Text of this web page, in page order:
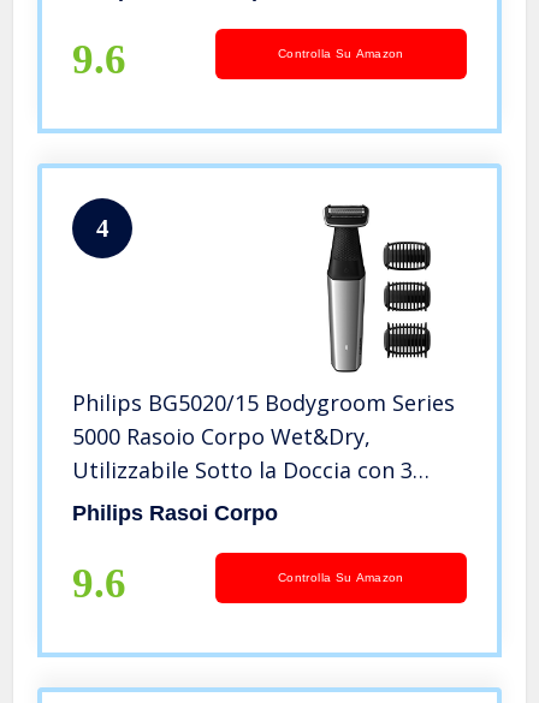
9.6 Controlla Su Amazon
4
Philips BG5020/15 Bodygroom Series
5000 Rasoio Corpo Wet&Dry,
Utilizzabile Sotto la Doccia con 3
Pettini Rifinitori e Accessorio per la
Philips Rasoi Corpo
9.6 Controlla Su Amazon